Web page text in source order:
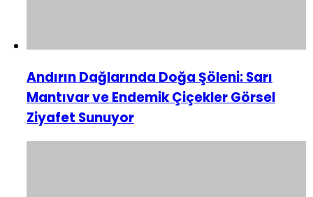
Andırın Dağlarında Doğa Şöleni: Sarı
Mantıvar ve Endemik Çiçekler Görsel
Ziyafet Sunuyor